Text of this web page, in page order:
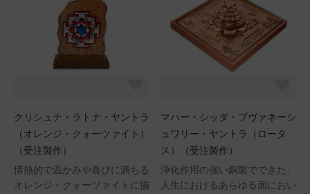
クリシュナ・ラトナ・ヤントラ
（オレンジ・クォーツァイト）
（受注製作）
情熱的で温かみや喜びに満ちる
オレンジ・クォーツァイトに描
マハー・シッダ・ブヴァネーシ
ュワリー・ヤントラ（ロータ
ス）（受注製作）
浄化作用の強い銅製でできた、
人生におけるあらゆる面におい